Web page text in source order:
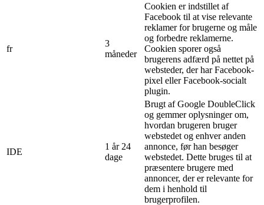
fr
3
måneder
Cookien er indstillet af
Facebook til at vise relevante
reklamer for brugerne og måle
og forbedre reklamerne.
Cookien sporer også
brugerens adfærd på nettet på
websteder, der har Facebook-
pixel eller Facebook-socialt
plugin.
IDE
1 år 24
dage
Brugt af Google DoubleClick
og gemmer oplysninger om,
hvordan brugeren bruger
webstedet og enhver anden
annonce, før han besøger
webstedet. Dette bruges til at
præsentere brugere med
annoncer, der er relevante for
dem i henhold til
brugerprofilen.